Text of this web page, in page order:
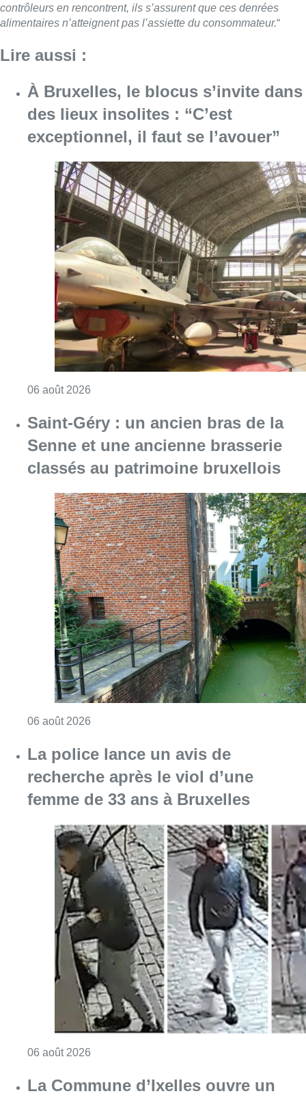
contrôleurs en rencontrent, ils s’assurent que ces denrées
alimentaires n’atteignent pas l’assiette du consommateur.“
Lire aussi :
À Bruxelles, le blocus s’invite dans
des lieux insolites : “C’est
exceptionnel, il faut se l’avouer”
06 août 2026
Saint-Géry : un ancien bras de la
Senne et une ancienne brasserie
classés au patrimoine bruxellois
06 août 2026
La police lance un avis de
recherche après le viol d’une
femme de 33 ans à Bruxelles
06 août 2026
La Commune d’Ixelles ouvre un